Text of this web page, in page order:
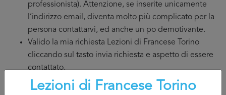
professionista). Attenzione, se inserite unicamente
l’indirizzo email, diventa molto più complicato per la
persona contattarvi, ed anche un po demotivante.
Valido la mia richiesta Lezioni di Francese Torino
cliccando sul tasto invia richiesta e aspetto di essere
contattato.
A titolo indicativo, sarete contatti nelle 24/48 che seguono
Lezioni di Francese Torino